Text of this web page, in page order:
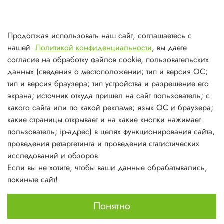
О магазине
Информация
Личный кабинет
Самара (ТЦ МегаМебель)
8(927)7360008
Самара (ст.м. Победа)
Продолжая использовать наш сайт, соглашаетесь с
нашей Политикой конфиденциальности, вы даете
согласие на обработку файлов cookie, пользовательских
данных (сведения о местоположении; тип и версия ОС;
тип и версия браузера; тип устройства и разрешение его
экрана; источник откуда пришел на сайт пользователь; с
какого сайта или по какой рекламе; язык ОС и браузера;
какие страницы открывает и на какие кнопки нажимает
пользователь; ip-адрес) в целях функционирования сайта,
проведения ретаргетинга и проведения статистических
исследований и обзоров.
Если вы не хотите, чтобы ваши данные обрабатывались,
покиньте сайт!
Понятно